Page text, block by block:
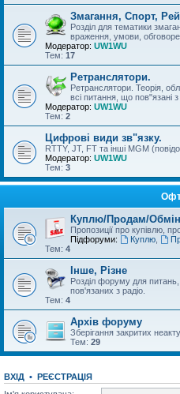
Змагання, Спорт,
Розділ для тематики
враження, умови,
Модератор: UW1WU
Тем: 17
Ретранслятори.
Ретранслятори. Теорія,
всі питання, що пов"язані
Модератор: UW1WU
Тем: 2
Цифрові види зв"язку.
RTTY, JT, FT та інші MGM
Модератор: UW1WU
Тем: 3
Куплю/Продам/
Пропозиції про купівлю,
Підфоруми:
Куплю,
Тем: 4
Інше, Різне
Розділ форуму для
пов'язаних з радіо.
Тем: 4
Архів форуму
Зберігання закритих
Тем: 29
ВХІД • РЕЄСТРАЦІЯ